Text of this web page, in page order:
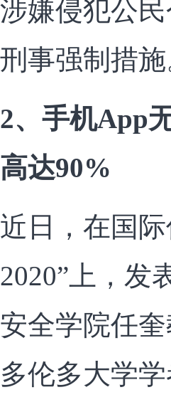
涉嫌侵犯公
刑事强制措施
2、手机App
高达90%
近日，在国
2020”上，发
安全学院任
多伦多大学